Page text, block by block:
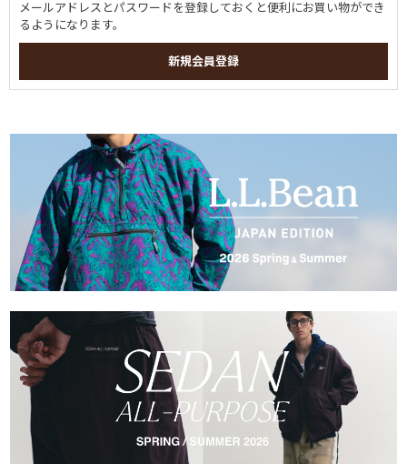
メールアドレスとパスワードを登録しておくと便利にお買い物ができ
るようになります。